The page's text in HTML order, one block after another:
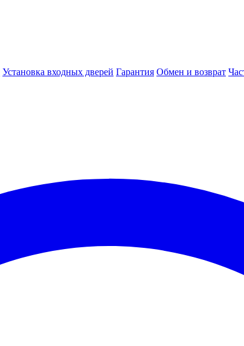
Установка входных дверей Гарантия Обмен и возврат